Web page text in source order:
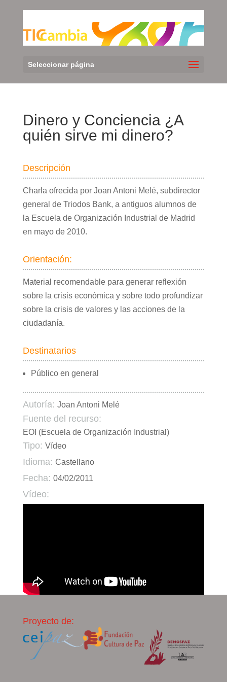
Seleccionar página
Dinero y Conciencia ¿A
quién sirve mi dinero?
Descripción
Charla ofrecida por Joan Antoni Melé, subdirector
general de Triodos Bank, a antiguos alumnos de
la Escuela de Organización Industrial de Madrid
en mayo de 2010.
Orientación:
Material recomendable para generar reflexión
sobre la crisis económica y sobre todo profundizar
sobre la crisis de valores y las acciones de la
ciudadanía.
Destinatarios
Público en general
Autoría: Joan Antoni Melé
Fuente del recurso:
EOI (Escuela de Organización Industrial)
Tipo: Vídeo
Idioma: Castellano
Fecha: 04/02/2011
Vídeo:
Proyecto de: